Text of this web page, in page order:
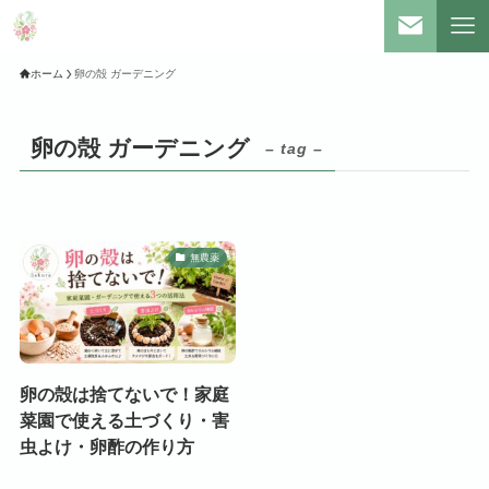
ホーム 卵の殻 ガーデニング
卵の殻 ガーデニング – tag –
無農薬
卵の殻は捨てないで！家庭
菜園で使える土づくり・害
虫よけ・卵酢の作り方